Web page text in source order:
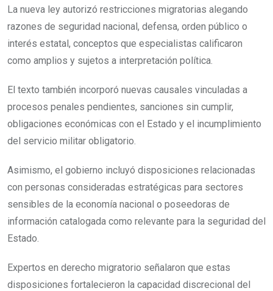
La nueva ley autorizó restricciones migratorias alegando
razones de seguridad nacional, defensa, orden público o
interés estatal, conceptos que especialistas calificaron
como amplios y sujetos a interpretación política.
El texto también incorporó nuevas causales vinculadas a
procesos penales pendientes, sanciones sin cumplir,
obligaciones económicas con el Estado y el incumplimiento
del servicio militar obligatorio.
Asimismo, el gobierno incluyó disposiciones relacionadas
con personas consideradas estratégicas para sectores
sensibles de la economía nacional o poseedoras de
información catalogada como relevante para la seguridad del
Estado.
Expertos en derecho migratorio señalaron que estas
disposiciones fortalecieron la capacidad discrecional del